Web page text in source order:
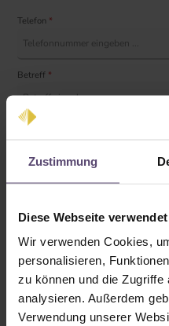
Zustimmung
Diese Webseite
Wir verwenden Cookies,
personalisieren,
zu können und die
analysieren. Außerdem
Verwendung unserer
Telefon *
Betreff *
Kommentar
Datenschutzrichtlinieund
Datenschutz
Ich habe die
dieAGBgelesen und bin mit